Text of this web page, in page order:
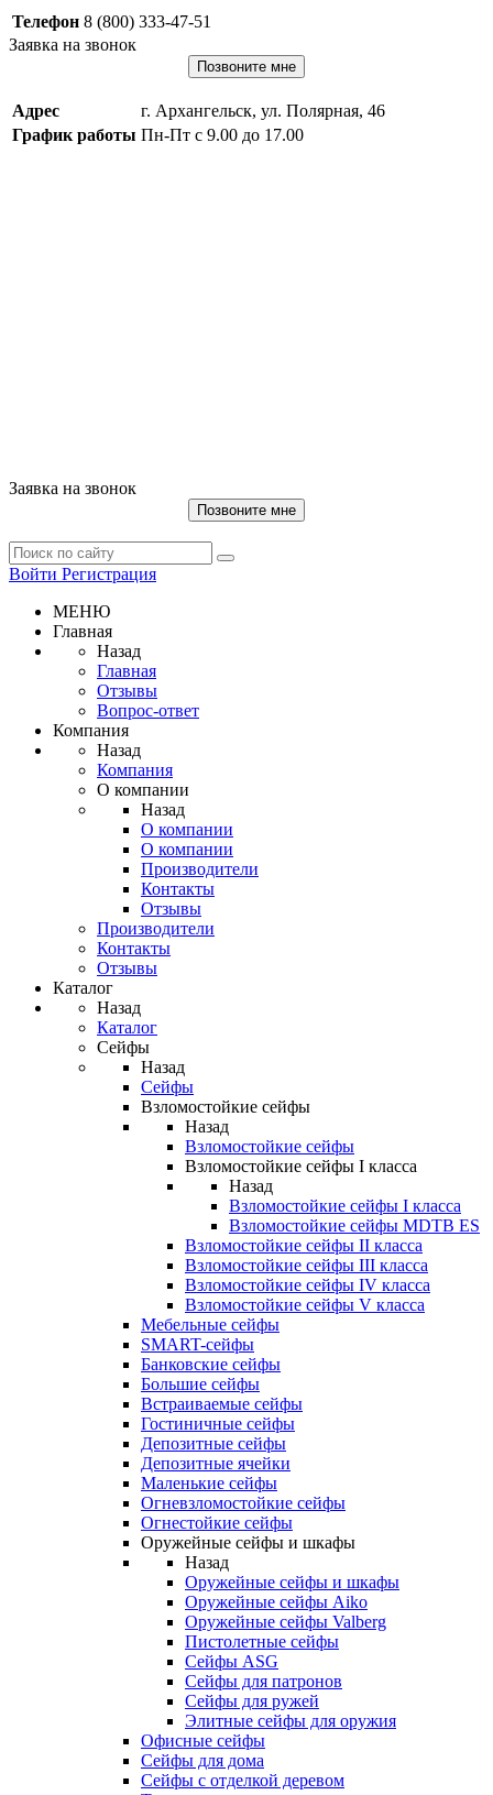
Телефон 8 (800) 333-47-51
Заявка на звонок
Позвоните мне
Адрес
г. Архангельск, ул. Полярная, 46
График работы Пн-Пт с 9.00 до 17.00
Заявка на звонок
Позвоните мне
Войти Регистрация
МЕНЮ
Главная
Назад
Главная
Отзывы
Вопрос-ответ
Компания
Назад
Компания
О компании
Назад
О компании
О компании
Производители
Контакты
Отзывы
Производители
Контакты
Отзывы
Каталог
Назад
Каталог
Сейфы
Назад
Сейфы
Взломостойкие сейфы
Назад
Взломостойкие сейфы
Взломостойкие сейфы I класса
Назад
Взломостойкие сейфы I класса
Взломостойкие сейфы MDTB ES
Взломостойкие сейфы II класса
Взломостойкие сейфы III класса
Взломостойкие сейфы IV класса
Взломостойкие сейфы V класса
Мебельные сейфы
SMART-сейфы
Банковские сейфы
Большие сейфы
Встраиваемые сейфы
Гостиничные сейфы
Депозитные сейфы
Депозитные ячейки
Маленькие сейфы
Огневзломостойкие сейфы
Огнестойкие сейфы
Оружейные сейфы и шкафы
Назад
Оружейные сейфы и шкафы
Оружейные сейфы Aiko
Оружейные сейфы Valberg
Пистолетные сейфы
Сейфы ASG
Сейфы для патронов
Сейфы для ружей
Элитные сейфы для оружия
Офисные сейфы
Сейфы для дома
Сейфы с отделкой деревом